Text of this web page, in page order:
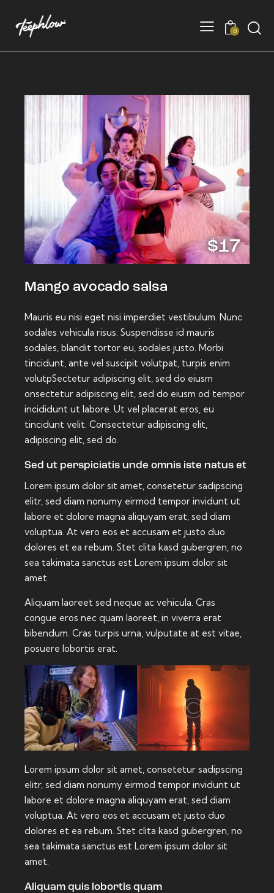
0
$17
Mango avocado salsa
Mauris eu nisi eget nisi imperdiet vestibulum. Nunc
sodales vehicula risus. Suspendisse id mauris
sodales, blandit tortor eu, sodales justo. Morbi
tincidunt, ante vel suscipit volutpat, turpis enim
volutpSectetur adipiscing elit, sed do eiusm
onsectetur adipiscing elit, sed do eiusm od tempor
incididunt ut labore. Ut vel placerat eros, eu
tincidunt velit. Consectetur adipiscing elit,
adipiscing elit, sed do.
Sed ut perspiciatis unde omnis iste natus et
Lorem ipsum dolor sit amet, consetetur sadipscing
elitr, sed diam nonumy eirmod tempor invidunt ut
labore et dolore magna aliquyam erat, sed diam
voluptua. At vero eos et accusam et justo duo
dolores et ea rebum. Stet clita kasd gubergren, no
sea takimata sanctus est Lorem ipsum dolor sit
amet.
Aliquam laoreet sed neque ac vehicula. Cras
congue eros nec quam laoreet, in viverra erat
bibendum. Cras turpis urna, vulputate at est vitae,
posuere lobortis erat.
Lorem ipsum dolor sit amet, consetetur sadipscing
elitr, sed diam nonumy eirmod tempor invidunt ut
labore et dolore magna aliquyam erat, sed diam
voluptua. At vero eos et accusam et justo duo
dolores et ea rebum. Stet clita kasd gubergren, no
sea takimata sanctus est Lorem ipsum dolor sit
amet.
Aliquam quis lobortis quam